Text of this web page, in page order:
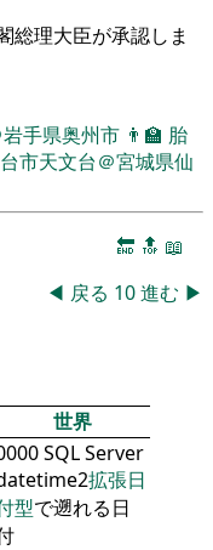
総理大臣が承認しま
手県奥州市 👨‍🏫 胎
市天文台＠宮城県仙
🔚 🔝 📖
◀ 戻る 10進む ▶
世界
SQL Server
拡張日
型で遡れる日